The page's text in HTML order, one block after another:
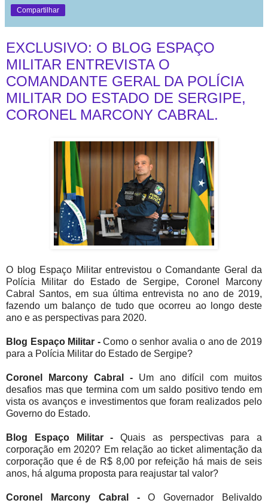
Compartilhar
EXCLUSIVO: O BLOG ESPAÇO
MILITAR ENTREVISTA O
COMANDANTE GERAL DA POLÍCIA
MILITAR DO ESTADO DE SERGIPE,
CORONEL MARCONY CABRAL.
O blog Espaço Militar entrevistou o Comandante Geral da
Polícia Militar do Estado de Sergipe, Coronel Marcony
Cabral Santos, em sua última entrevista no ano de 2019,
fazendo um balanço de tudo que ocorreu ao longo deste
ano e as perspectivas para 2020.
Blog Espaço Militar -Como o senhor avalia o ano de 2019
para a Polícia Militar do Estado de Sergipe?
Coronel Marcony Cabral - Um ano difícil com muitos
desafios mas que termina com um saldo positivo tendo em
vista os avanços e investimentos que foram realizados pelo
Governo do Estado.
Blog Espaço Militar - Quais as perspectivas para a
corporação em 2020? Em relação ao ticket alimentação da
corporação que é de R$ 8,00 por refeição há mais de seis
anos, há alguma proposta para reajustar tal valor?
Coronel Marcony Cabral -O Governador Belivaldo